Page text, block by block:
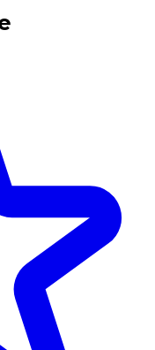
: Expériences